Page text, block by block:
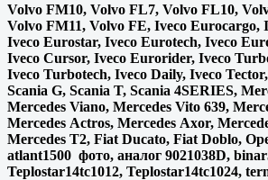
Volvo FM10, Volvo FL7, Volvo FL10,
Volvo FM11, Volvo FE, Iveco Eurocargo,
Iveco Eurostar, Iveco Eurotech, Iveco
Iveco Cursor, Iveco Eurorider, Iveco
Iveco Turbotech, Iveco Daily, Iveco
Scania G, Scania T, Scania 4SERIES,
Mercedes Viano, Mercedes Vito 639,
Mercedes Actros, Mercedes Axor,
Mercedes T2, Fiat Ducato, Fiat Doblo,
atlant1500 фото, аналог 9021038D,
Teplostar14tc1012, Teplostar14tc1024,